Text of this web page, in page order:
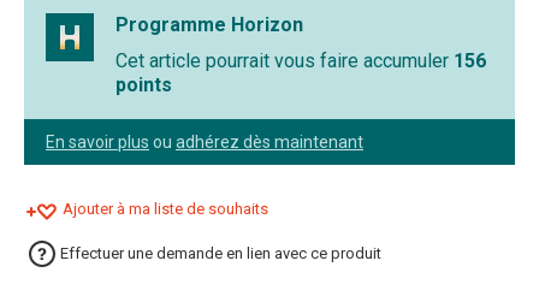
Programme Horizon
Cet article pourrait vous faire accumuler 156
points
En savoir plus ou adhérez dès maintenant
Ajouter à ma liste de souhaits
Effectuer une demande en lien avec ce produit